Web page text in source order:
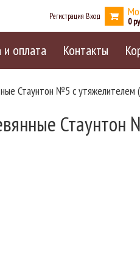
Регистрация Вход 0
и оплата Контакты
Стаунтон №5 с утяжелителем
Стаунтон